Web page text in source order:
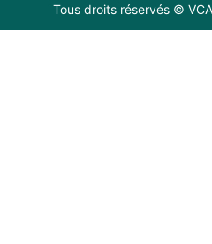
Tous droits réservés ©